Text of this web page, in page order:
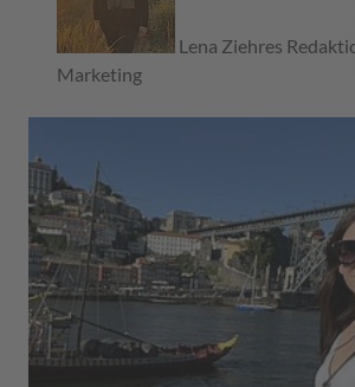
Lena Ziehres
Marketing